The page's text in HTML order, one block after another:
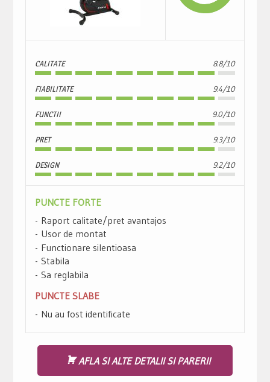
CALITATE 8.8/10
FIABILITATE 9.4/10
FUNCTII 9.0/10
PRET 9.3/10
DESIGN 9.2/10
PUNCTE FORTE
Raport calitate/pret avantajos
Usor de montat
Functionare silentioasa
Stabila
Sa reglabila
PUNCTE SLABE
Nu au fost identificate
AFLA SI ALTE DETALII SI PARERI!